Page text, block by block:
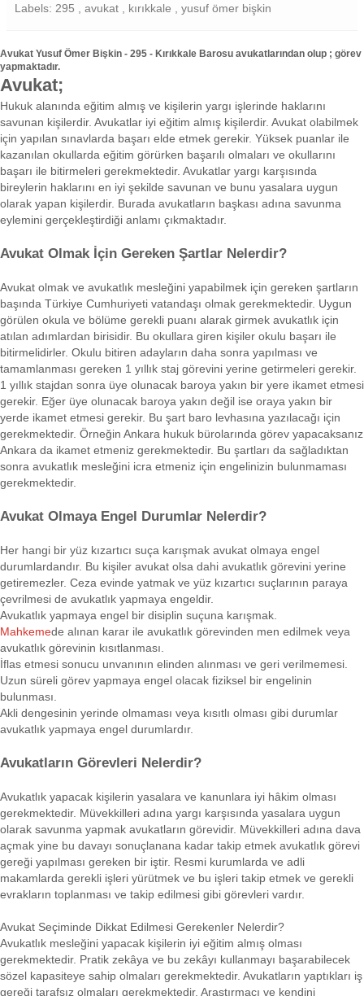
Labels: 295 , avukat , kırıkkale , yusuf ömer bişkin
Avukat Yusuf Ömer Bişkin - 295 - Kırıkkale Barosu avukatlarından olup ; görev
yapmaktadır.
Avukat;
Hukuk alanında eğitim almış ve kişilerin yargı işlerinde haklarını
savunan kişilerdir. Avukatlar iyi eğitim almış kişilerdir. Avukat olabilmek
için yapılan sınavlarda başarı elde etmek gerekir. Yüksek puanlar ile
kazanılan okullarda eğitim görürken başarılı olmaları ve okullarını
başarı ile bitirmeleri gerekmektedir. Avukatlar yargı karşısında
bireylerin haklarını en iyi şekilde savunan ve bunu yasalara uygun
olarak yapan kişilerdir. Burada avukatların başkası adına savunma
eylemini gerçekleştirdiği anlamı çıkmaktadır.
Avukat Olmak İçin Gereken Şartlar Nelerdir?
Avukat olmak ve avukatlık mesleğini yapabilmek için gereken şartların
başında Türkiye Cumhuriyeti vatandaşı olmak gerekmektedir. Uygun
görülen okula ve bölüme gerekli puanı alarak girmek avukatlık için
atılan adımlardan birisidir. Bu okullara giren kişiler okulu başarı ile
bitirmelidirler. Okulu bitiren adayların daha sonra yapılması ve
tamamlanması gereken 1 yıllık staj görevini yerine getirmeleri gerekir.
1 yıllık stajdan sonra üye olunacak baroya yakın bir yere ikamet etmesi
gerekir. Eğer üye olunacak baroya yakın değil ise oraya yakın bir
yerde ikamet etmesi gerekir. Bu şart baro levhasına yazılacağı için
gerekmektedir. Örneğin Ankara hukuk bürolarında görev yapacaksanız
Ankara da ikamet etmeniz gerekmektedir. Bu şartları da sağladıktan
sonra avukatlık mesleğini icra etmeniz için engelinizin bulunmaması
gerekmektedir.
Avukat Olmaya Engel Durumlar Nelerdir?
Her hangi bir yüz kızartıcı suça karışmak avukat olmaya engel
durumlardandır. Bu kişiler avukat olsa dahi avukatlık görevini yerine
getiremezler. Ceza evinde yatmak ve yüz kızartıcı suçlarının paraya
çevrilmesi de avukatlık yapmaya engeldir.
Avukatlık yapmaya engel bir disiplin suçuna karışmak.
Mahkemede alınan karar ile avukatlık görevinden men edilmek veya
avukatlık görevinin kısıtlanması.
İflas etmesi sonucu unvanının elinden alınması ve geri verilmemesi.
Uzun süreli görev yapmaya engel olacak fiziksel bir engelinin
bulunması.
Akli dengesinin yerinde olmaması veya kısıtlı olması gibi durumlar
avukatlık yapmaya engel durumlardır.
Avukatların Görevleri Nelerdir?
Avukatlık yapacak kişilerin yasalara ve kanunlara iyi hâkim olması
gerekmektedir. Müvekkilleri adına yargı karşısında yasalara uygun
olarak savunma yapmak avukatların görevidir. Müvekkilleri adına dava
açmak yine bu davayı sonuçlanana kadar takip etmek avukatlık görevi
gereği yapılması gereken bir iştir. Resmi kurumlarda ve adli
makamlarda gerekli işleri yürütmek ve bu işleri takip etmek ve gerekli
evrakların toplanması ve takip edilmesi gibi görevleri vardır.
Avukat Seçiminde Dikkat Edilmesi Gerekenler Nelerdir?
Avukatlık mesleğini yapacak kişilerin iyi eğitim almış olması
gerekmektedir. Pratik zekâya ve bu zekâyı kullanmayı başarabilecek
sözel kapasiteye sahip olmaları gerekmektedir. Avukatların yaptıkları iş
gereği tarafsız olmaları gerekmektedir. Araştırmacı ve kendini